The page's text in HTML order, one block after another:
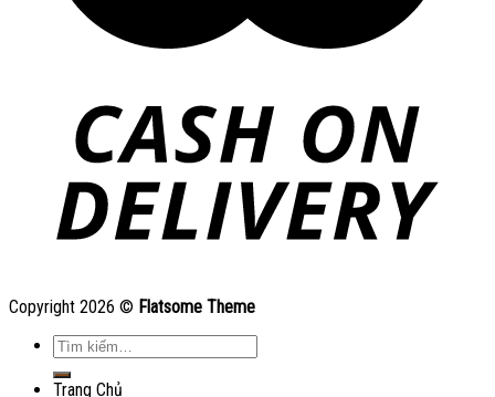
Copyright 2026 © Flatsome Theme
Tìm
kiếm:
Trang Chủ